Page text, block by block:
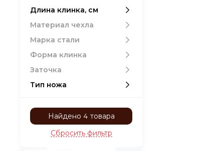
Орех 0
Сверхпрочный АВС
пластик
0
Длина клинка, см
Материал чехла
Марка стали
Форма клинка
Заточка
Тип ножа
Найдено 4 товара
Сбросить фильтр